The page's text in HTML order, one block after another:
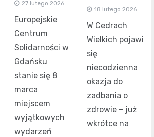
27 lutego 2026
Europejskie
Centrum
Solidarności w
Gdańsku
stanie się 8
marca
miejscem
wyjątkowych
wydarzeń
18 lutego 2026
W Cedrach
Wielkich pojawi
się
niecodzienna
okazja do
zadbania o
zdrowie – już
wkrótce na